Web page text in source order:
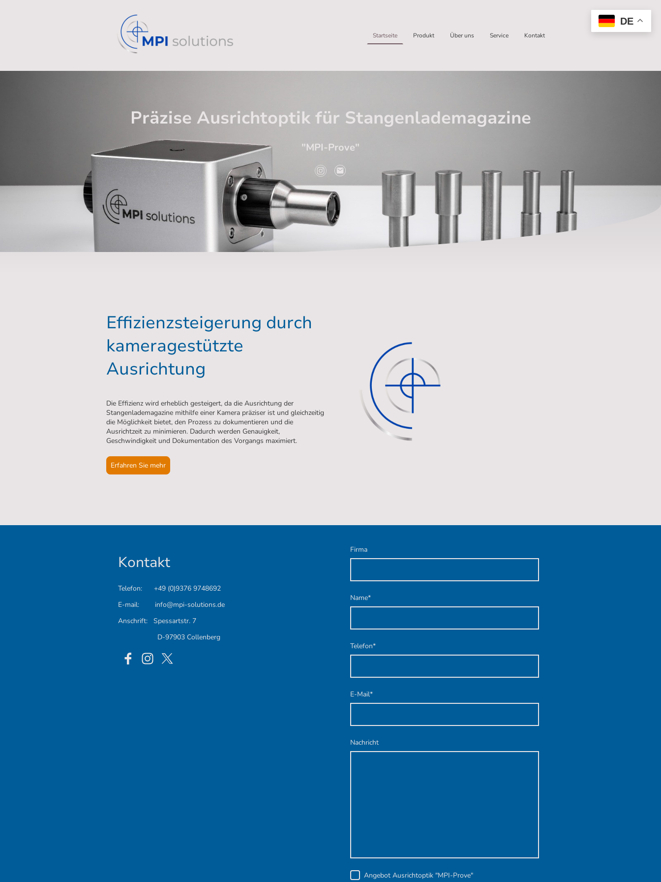
Startseite Produkt Über uns Service Kontakt
Präzise Ausrichtoptik für Stangenlademagazine
"MPI-Prove"
Effizienzsteigerung durch
kameragestützte
Ausrichtung
Die Effizienz wird erheblich gesteigert, da die Ausrichtung der
Stangenlademagazine mithilfe einer Kamera präziser ist und gleichzeitig
die Möglichkeit bietet, den Prozess zu dokumentieren und die
Ausrichtzeit zu minimieren. Dadurch werden Genauigkeit,
Geschwindigkeit und Dokumentation des Vorgangs maximiert.
Erfahren Sie mehr
Kontakt
Telefon: +49 (0)9376 9748692
E-mail: info@mpi-solutions.de
Anschrift: Spessartstr. 7
D-97903 Collenberg
Firma
Name*
Telefon*
E-Mail*
Nachricht
Angebot Ausrichtoptik "MPI-Prove"
DE